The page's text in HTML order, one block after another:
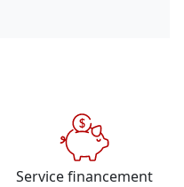
Service financement